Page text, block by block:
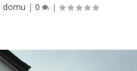
domu | 0 |